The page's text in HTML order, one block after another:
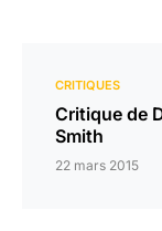
CRITIQUES
Critique de
Smith
22 mars 2015